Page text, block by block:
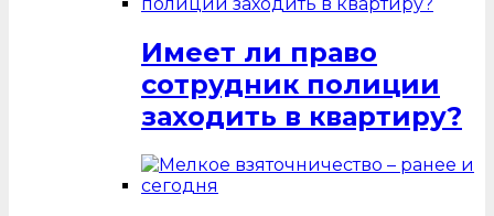
Имеет ли право
сотрудник полиции
заходить в квартиру?